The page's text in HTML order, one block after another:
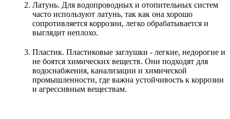
Латунь. Для водопроводных и отопительных систем
часто используют латунь, так как она хорошо
сопротивляется коррозии, легко обрабатывается и
выглядит неплохо.
Пластик. Пластиковые заглушки - легкие, недорогие и
не боятся химических веществ. Они подходят для
водоснабжения, канализации и химической
промышленности, где важна устойчивость к коррозии
и агрессивным веществам.